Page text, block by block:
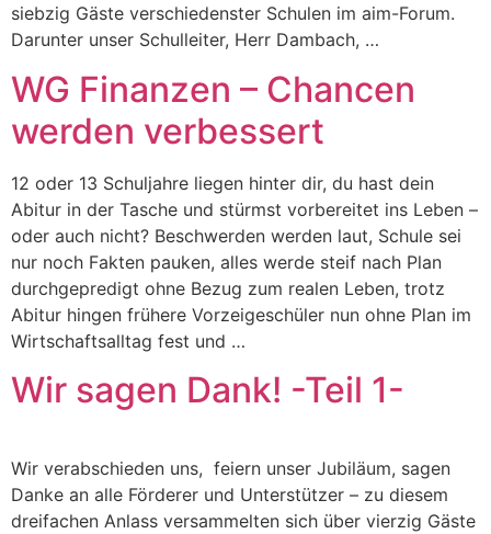
siebzig Gäste verschiedenster Schulen im aim-Forum.
Darunter unser Schulleiter, Herr Dambach, …
WG Finanzen – Chancen
werden verbessert
12 oder 13 Schuljahre liegen hinter dir, du hast dein
Abitur in der Tasche und stürmst vorbereitet ins Leben –
oder auch nicht? Beschwerden werden laut, Schule sei
nur noch Fakten pauken, alles werde steif nach Plan
durchgepredigt ohne Bezug zum realen Leben, trotz
Abitur hingen frühere Vorzeigeschüler nun ohne Plan im
Wirtschaftsalltag fest und …
Wir sagen Dank! -Teil 1-
Wir verabschieden uns, feiern unser Jubiläum, sagen
Danke an alle Förderer und Unterstützer – zu diesem
dreifachen Anlass versammelten sich über vierzig Gäste